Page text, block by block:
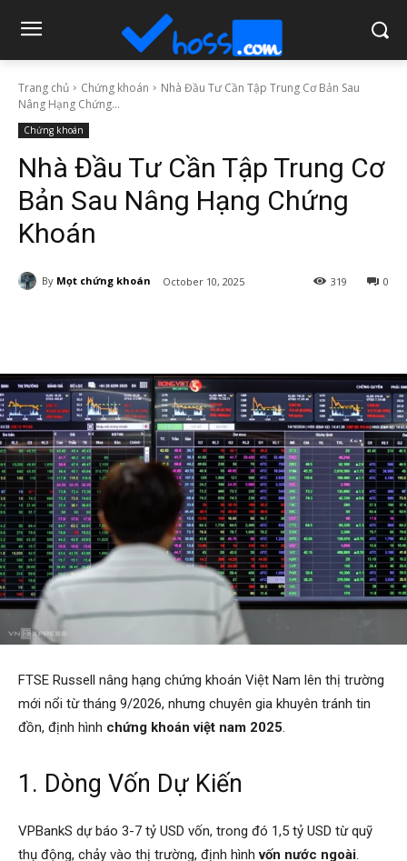
Trang chủ Chứng khoán
Nhà Đầu Tư Cần Tập Trung Cơ Bản Sau
Nâng Hạng Chứng...
Chứng khoán
Nhà Đầu Tư Cần Tập Trung Cơ
Bản Sau Nâng Hạng Chứng
Khoán
By Mọt chứng khoán October 10, 2025 0
319
FTSE Russell nâng hạng chứng khoán Việt Nam lên thị trường
mới nổi từ tháng 9/2026, nhưng chuyên gia khuyên tránh tin
đồn, định hình chứng khoán việt nam 2025.
1. Dòng Vốn Dự Kiến
VPBankS dự báo 3-7 tỷ USD vốn, trong đó 1,5 tỷ USD từ quỹ
thụ động, chảy vào thị trường, định hìnhvốn nước ngoài.